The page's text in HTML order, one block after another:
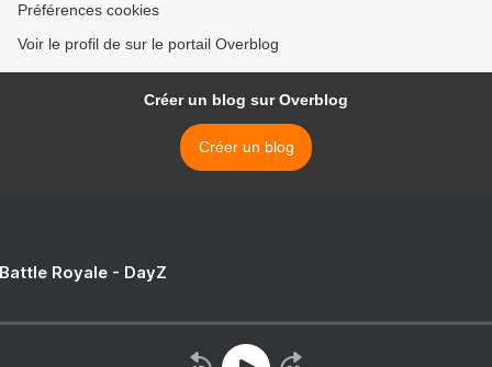
Préférences cookies
Voir le profil de sur le portail Overblog
Créer un blog sur Overblog
Créer un blog
Royale - DayZ